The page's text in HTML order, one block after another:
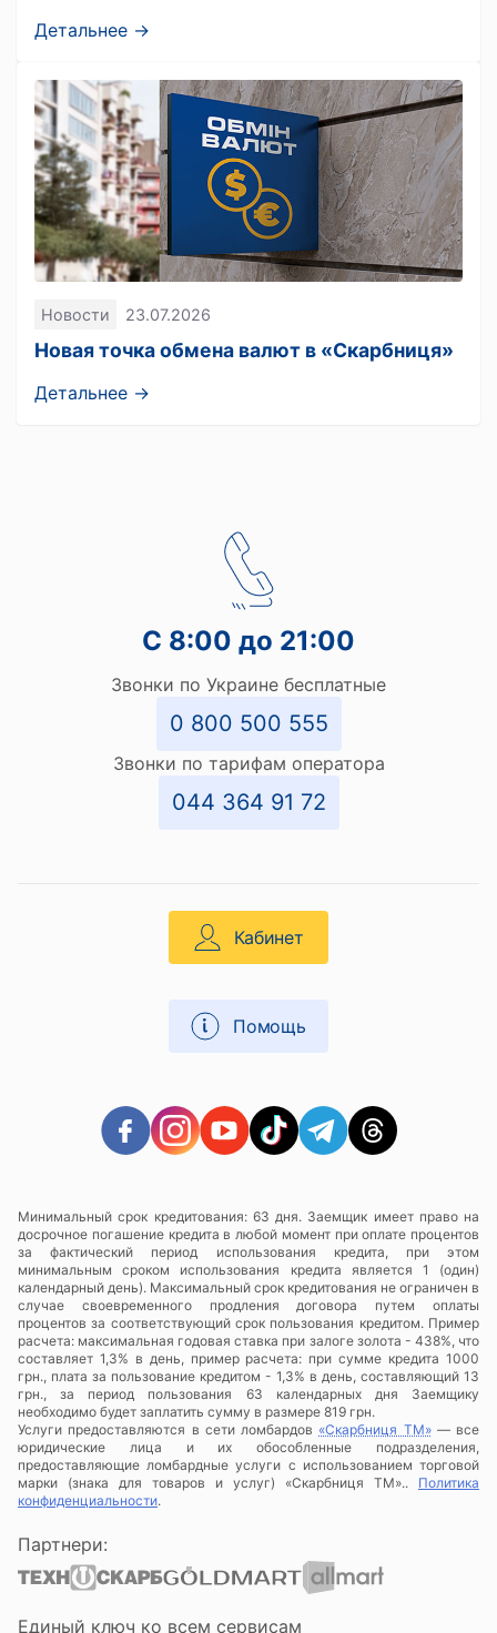
Детальнее →
Новости 23.07.2026
Новая точка обмена валют в «Скарбниця»
Детальнее →
С 8:00 до 21:00
Звонки по Украине бесплатные
0 800 500 555
Звонки по тарифам оператора
044 364 91 72
Кабинет
Помощь
Минимальный срок кредитования: 63 дня. Заемщик имеет право на
досрочное погашение кредита в любой момент при оплате процентов
за фактический период использования кредита, при этом
минимальным сроком использования кредита является 1 (один)
календарный день). Максимальный срок кредитования не ограничен в
случае своевременного продления договора путем оплаты
процентов за соответствующий срок пользования кредитом. Пример
расчета: максимальная годовая ставка при залоге золота - 438%, что
составляет 1,3% в день, пример расчета: при сумме кредита 1000
грн., плата за пользование кредитом - 1,3% в день, составляющий 13
грн., за период пользования 63 календарных дня Заемщику
необходимо будет заплатить сумму в размере 819 грн.
Услуги предоставляются в сети ломбардов «Скарбниця ТМ»— все
юридические лица и их обособленные подразделения,
предоставляющие ломбардные услуги с использованием торговой
марки (знака для товаров и услуг) «Скарбниця ТМ».. Политика
конфиденциальности.
Партнери:
Единый ключ ко всем сервисам